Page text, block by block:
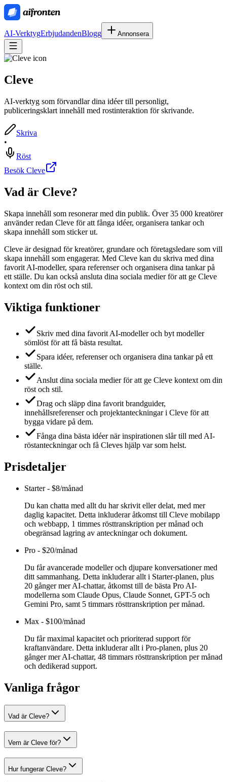
AI-VerktygErbjudandenBlogg Annonsera
Cleve
AI-verktyg som förvandlar dina idéer till personligt,
publiceringsklart innehåll med rostinteraktion för skrivande.
Skriva
•
Röst
Besök Cleve
Vad är Cleve?
Skapa innehåll som resonerar med din publik. Över 35 000 kreatörer
använder redan Cleve för att fånga idéer, organisera tankar och
skapa innehåll som sticker ut.
Cleve är designad för kreatörer, grundare och företagsledare som vill
skapa innehåll som engagerar. Med Cleve kan du skriva med dina
favorit AI-modeller, spara referenser och organisera dina tankar på
ett ställe. Du kan också ansluta dina sociala medier för att ge Cleve
kontext om din röst och stil.
Viktiga funktioner
Skriv med dina favorit AI-modeller och byt modeller
sömlöst för att få bästa resultat.
Spara idéer, referenser och organisera dina tankar på ett
ställe.
Anslut dina sociala medier för att ge Cleve kontext om din
röst och stil.
Drag och släpp dina favorit brandguider,
innehållsreferenser och projektanteckningar i Cleve för att
bygga vidare på dem.
Fånga dina bästa idéer när inspirationen slår till med AI-
röstanteckningar och få Cleves hjälp var som helst.
Prisdetaljer
Starter- $8/månad
Du kan chatta med allt du har skrivit eller delat, med mer
daglig kapacitet. Detta inkluderar åtkomst till Cleve mobilapp
och webbapp, 1 timmes rösttranskription per månad och
obegränsad lagring av anteckningar och dokument.
Pro - $20/månad
Du får avancerade modeller och djupare konversationer med
ditt sammanhang. Detta inkluderar allt i Starter-planen, plus
20 gånger mer AI-chattar, åtkomst till de bästa Pro AI-
modellerna som Claude Opus, Claude Sonnet, GPT-5 och
Gemini Pro, samt 5 timmars rösttranskription per månad.
Max - $100/månad
Du får maximal kapacitet och prioriterad support för
kraftanvändare. Detta inkluderar allt i Pro-planen, plus 20
gånger mer AI-chattar, 48 timmars rösttranskription per månad
och dedikerad support.
Vanliga frågor
Vad är Cleve?
Vem är Cleve för?
Hur fungerar Cleve?